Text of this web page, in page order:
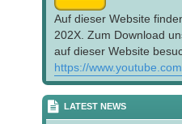
Auf dieser Website
202X. Zum Download
auf dieser Website
https://
LATEST NEWS